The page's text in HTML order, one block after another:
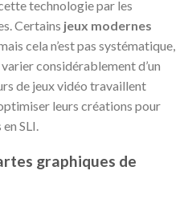
technologie par les
Certains jeux modernes
mais cela n’est pas systématique,
considérablement d’un
de jeux vidéo travaillent
leurs créations pour
SLI.
graphiques de